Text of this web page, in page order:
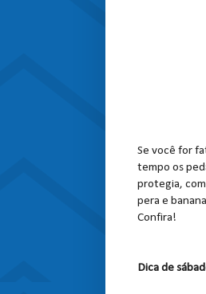
Se você for
tempo os
protegia,
pera e
Confira!
Dica de